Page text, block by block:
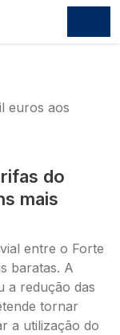
do
mais
entre o Forte
baratas. A
a redução das
tornar
a utilização do